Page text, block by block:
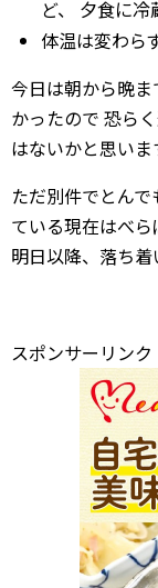
ど、
夕食に冷
体温は変わら
今日は朝から晩
かったので 恐ら
はないかと思いま
ただ別件でとん
ている現在はべら
明日以降、落ち着
スポンサーリンク